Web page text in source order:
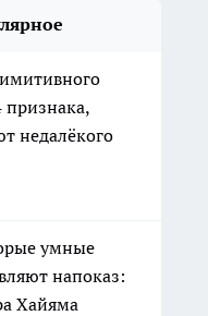
признака,
недалёкого
умные
напоказ:
Хайяма